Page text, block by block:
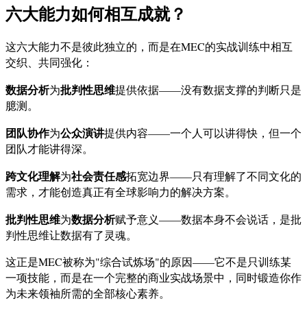
六大能力如何相互成就？
这六大能力不是彼此独立的，而是在MEC的实战训练中相互
交织、共同强化：
数据分析为批判性思维提供依据——没有数据支撑的判断只是
臆测。
团队协作为公众演讲提供内容——一个人可以讲得快，但一个
团队才能讲得深。
跨文化理解为社会责任感拓宽边界——只有理解了不同文化的
需求，才能创造真正有全球影响力的解决方案。
批判性思维为数据分析赋予意义——数据本身不会说话，是批
判性思维让数据有了灵魂。
这正是MEC被称为"综合试炼场"的原因——它不是只训练某
一项技能，而是在一个完整的商业实战场景中，同时锻造你作
为未来领袖所需的全部核心素养。